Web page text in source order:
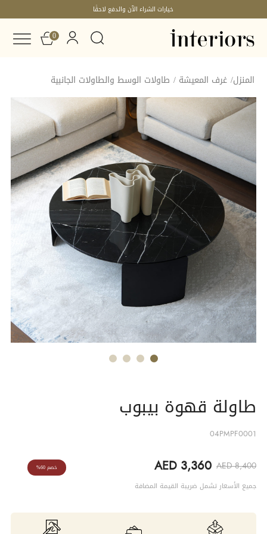
خيارات الشراء الآن والدفع لاحقًا
0
المنزل/ غرف المعيشة / طاولات الوسط والطاولات الجانبية
طاولة قهوة بيبوب
04PMPF0001
AED 3,360 AED 8,400
جميع الأسعار تشمل ضريبة القيمة المضافة
خصم 60%